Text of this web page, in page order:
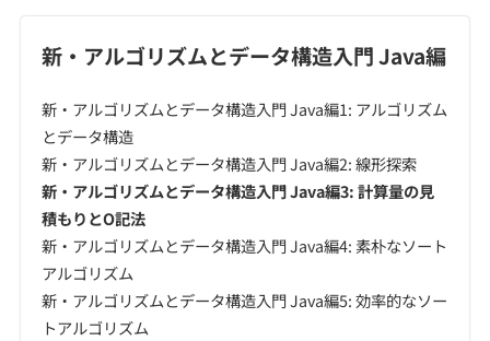
新・アルゴリズムとデータ構造入門 Java編
新・アルゴリズムとデータ構造入門 Java編1: アルゴリズム
とデータ構造
新・アルゴリズムとデータ構造入門 Java編2: 線形探索
新・アルゴリズムとデータ構造入門 Java編3: 計算量の見
積もりとO記法
新・アルゴリズムとデータ構造入門 Java編4: 素朴なソート
アルゴリズム
新・アルゴリズムとデータ構造入門 Java編5: 効率的なソー
トアルゴリズム